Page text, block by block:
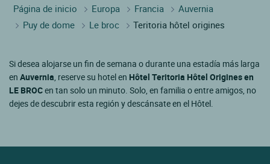
Página de inicio Europa Francia
Auvernia
Puy de dome
Le broc Teritoria hôtel origines
Si desea alojarse un fin de semana o durante una estadía más larga
en Auvernia, reserve su hotel en Hôtel Teritoria Hôtel Origines en
LE BROCen tan solo un minuto. Solo, en familia o entre amigos, no
dejes de descubrir esta región y descánsate en el Hôtel.